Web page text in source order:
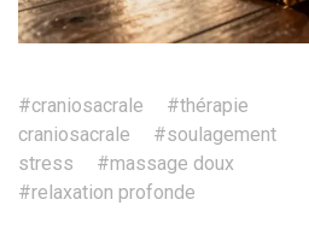
#craniosacrale
#thérapie
craniosacrale
#soulagement
stress
#massage doux
#relaxation profonde